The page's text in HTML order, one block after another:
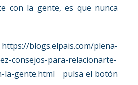
con la gente, es que nunca
plena-
consejos-para-relacionarte-
la-gente.html pulsa el botón